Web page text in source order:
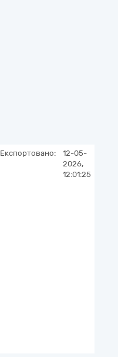
Експортовано:
12-05-
2026,
12:01:25